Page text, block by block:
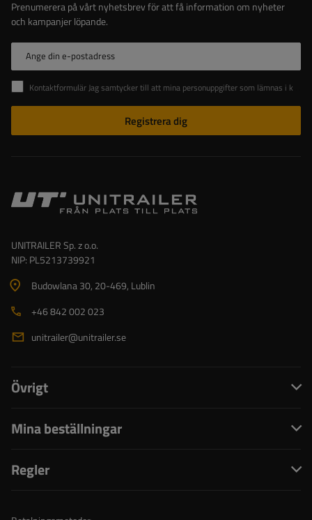
Prenumerera på vårt nyhetsbrev för att få information om nyheter
och kampanjer löpande.
Ange din e-postadress
Kontaktformulär Jag samtycker till att mina personuppgifter som lämnas i kontaktformuläret behandlas i enlighet med Europaparlamentets och rådets förordning (EU).
Registrera dig
UNITRAILER Sp. z o.o.
NIP: PL5213739921
Budowlana 30, 20-469, Lublin
+46 842 002 023
unitrailer@unitrailer.se
Övrigt
Mina beställningar
Regler